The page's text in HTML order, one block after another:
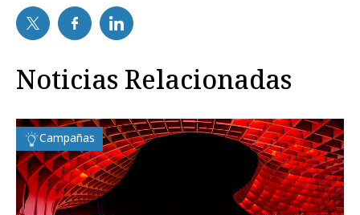
Noticias Relacionadas
Campañas